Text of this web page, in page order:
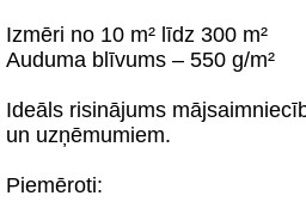
Izmēri no 10 m² līdz 300 m²
Auduma blīvums – 550 g/m²
Ideāls risinājums
un uzņēmumiem.
Piemēroti: